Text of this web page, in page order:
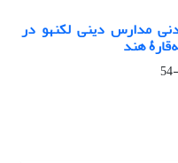
مدارس دینی لکنهو در
هند